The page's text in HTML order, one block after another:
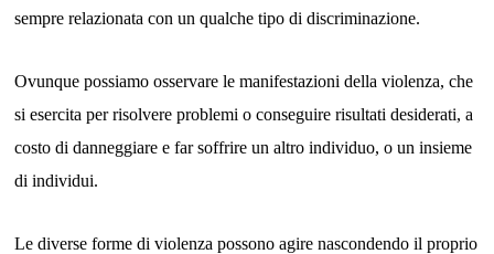
sempre relazionata con un qualche tipo di discriminazione.
Ovunque possiamo osservare le manifestazioni della violenza, che
si esercita per risolvere problemi o conseguire risultati desiderati, a
costo di danneggiare e far soffrire un altro individuo, o un insieme
di individui.
Le diverse forme di violenza possono agire nascondendo il proprio